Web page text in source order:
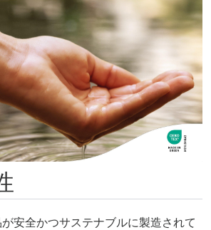
安全かつサステナブルに製造されて